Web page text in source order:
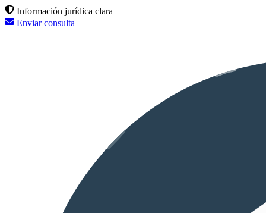
Información jurídica clara
Enviar consulta